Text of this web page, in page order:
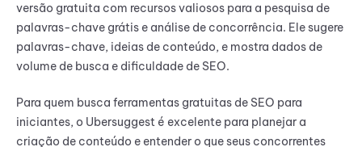
versão gratuita com recursos valiosos para a pesquisa de
palavras-chave grátis e análise de concorrência. Ele sugere
palavras-chave, ideias de conteúdo, e mostra dados de
volume de busca e dificuldade de SEO.
Para quem busca ferramentas gratuitas de SEO para
iniciantes, o Ubersuggest é excelente para planejar a
criação de conteúdo e entender o que seus concorrentes